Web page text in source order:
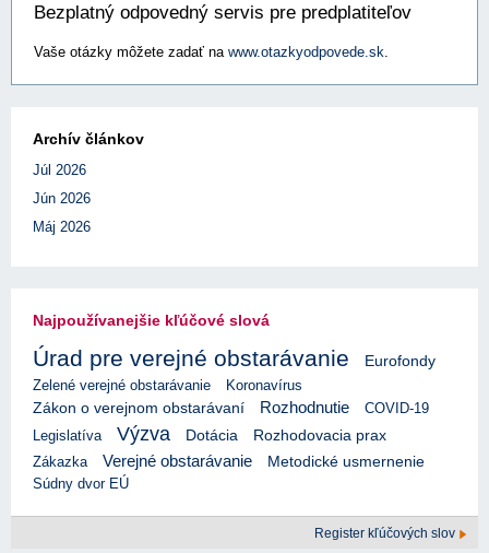
Bezplatný odpovedný servis pre predplatiteľov
Vaše otázky môžete zadať na www.otazkyodpovede.sk
Archív článkov
Júl 2026
Jún 2026
Máj 2026
Najpoužívanejšie kľúčové slová
Úrad pre verejné obstarávanie Eurofondy
Zelené verejné obstarávanie
Koronavírus
Zákon o verejnom obstarávaní
Rozhodnutie
COVID-19
Legislatíva
Výzva Dotácia Rozhodovacia prax
Zákazka Verejné obstarávanie
Metodické usmernenie
Súdny dvor EÚ
Register kľúčových slov